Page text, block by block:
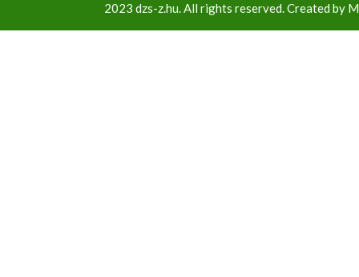
2023 dzs-z.hu. All rights reserved. Created by